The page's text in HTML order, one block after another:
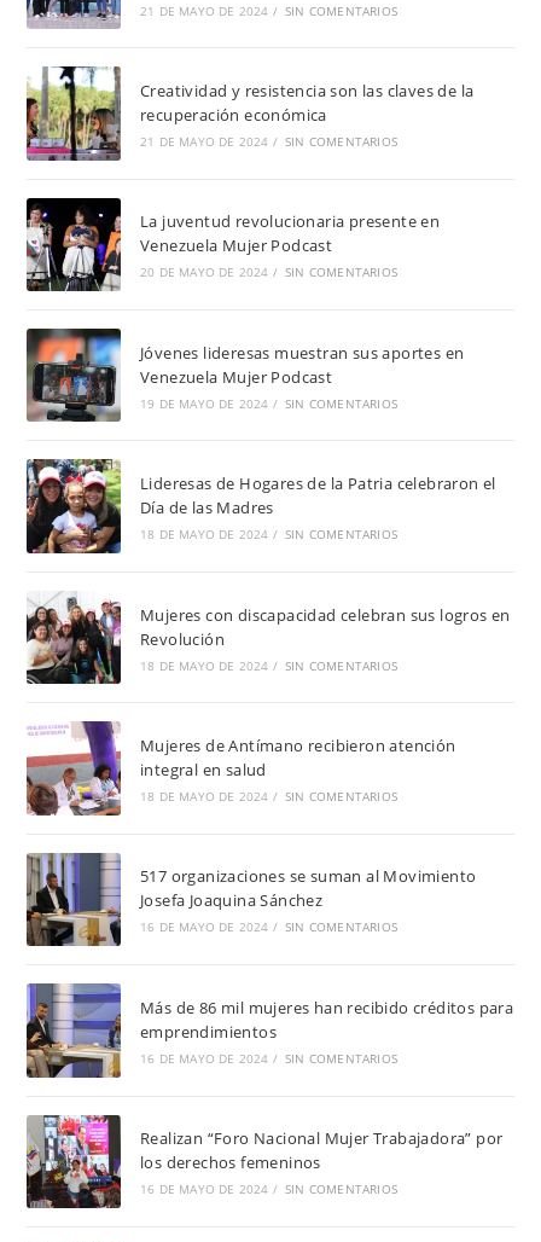
21 DE MAYO DE 2024 / SIN COMENTARIOS
Creatividad y resistencia son las claves de la
recuperación económica
21 DE MAYO DE 2024 / SIN COMENTARIOS
La juventud revolucionaria presente en
Venezuela Mujer Podcast
20 DE MAYO DE 2024 / SIN COMENTARIOS
Jóvenes lideresas muestran sus aportes en
Venezuela Mujer Podcast
19 DE MAYO DE 2024 / SIN COMENTARIOS
Lideresas de Hogares de la Patria celebraron el
Día de las Madres
18 DE MAYO DE 2024 / SIN COMENTARIOS
Mujeres con discapacidad celebran sus logros en
Revolución
18 DE MAYO DE 2024 / SIN COMENTARIOS
Mujeres de Antímano recibieron atención
integral en salud
18 DE MAYO DE 2024 / SIN COMENTARIOS
517 organizaciones se suman al Movimiento
Josefa Joaquina Sánchez
16 DE MAYO DE 2024 / SIN COMENTARIOS
Más de 86 mil mujeres han recibido créditos para
emprendimientos
16 DE MAYO DE 2024 / SIN COMENTARIOS
Realizan “Foro Nacional Mujer Trabajadora” por
los derechos femeninos
16 DE MAYO DE 2024 / SIN COMENTARIOS